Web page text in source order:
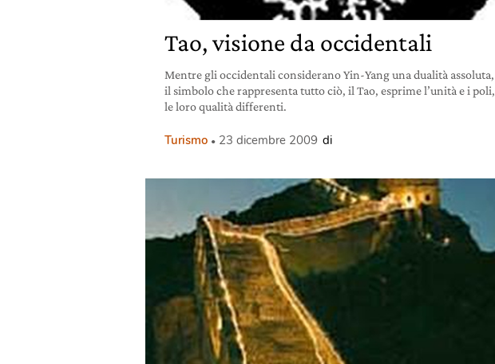
Tao, visione da occidentali
Mentre gli occidentali considerano Yin-Yang una dualità assoluta,
il simbolo che rappresenta tutto ciò, il Tao, esprime l’unità e i poli,
le loro qualità differenti.
Turismo 23 dicembre 2009 di